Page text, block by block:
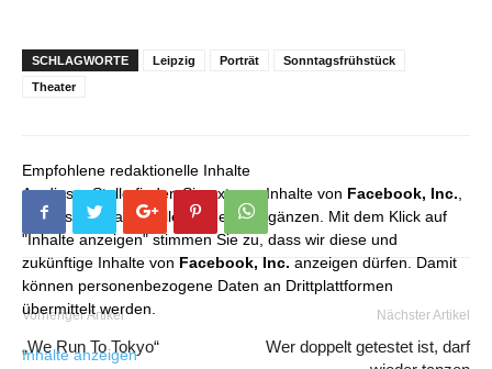
SCHLAGWORTE Leipzig Porträt
Sonntagsfrühstück
Theater
Empfohlene redaktionelle Inhalte
An dieser Stelle finden Sie externe Inhalte von Facebook, Inc.
die unser redaktionelles Angebot ergänzen. Mit dem Klick auf
"Inhalte anzeigen" stimmen Sie zu, dass wir diese und
zukünftige Inhalte von Facebook, Inc. anzeigen dürfen. Damit
können personenbezogene Daten an Drittplattformen
übermittelt werden.
Inhalte anzeigen
Vorheriger Artikel
„We Run To Tokyo“
Nächster Artikel
Wer doppelt getestet ist, darf